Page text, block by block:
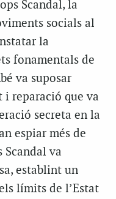
Scandal, la
socials al
la
fonamentals de
va suposar
i reparació que va
secreta en la
espiar més de
Scandal va
establint un
límits de l’Estat